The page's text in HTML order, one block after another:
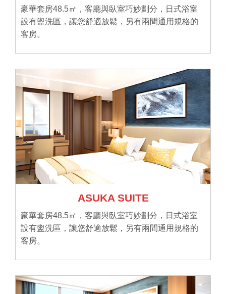
豪華套房48.5㎡，客廳與臥室巧妙劃分，日式浴室
設有盥洗區，讓您舒適放鬆，另有兩間通用規格的
客房。
ASUKA SUITE
豪華套房48.5㎡，客廳與臥室巧妙劃分，日式浴室
設有盥洗區，讓您舒適放鬆，另有兩間通用規格的
客房。